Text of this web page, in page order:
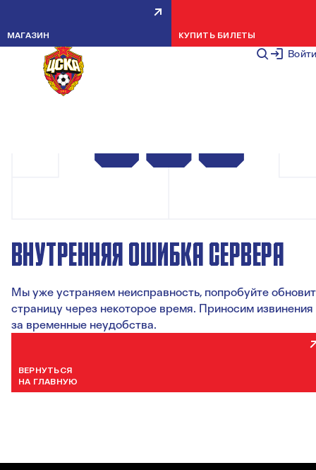
Войти
МАГАЗИН КУПИТЬ БИЛЕТЫ
ВНУТРЕННЯЯ ОШИБКА СЕРВЕРА
Мы уже устраняем неисправность, попробуйте
страницу через некоторое время. Приносим извинения
за временные неудобства.
ВЕРНУТЬСЯ
НА ГЛАВНУЮ